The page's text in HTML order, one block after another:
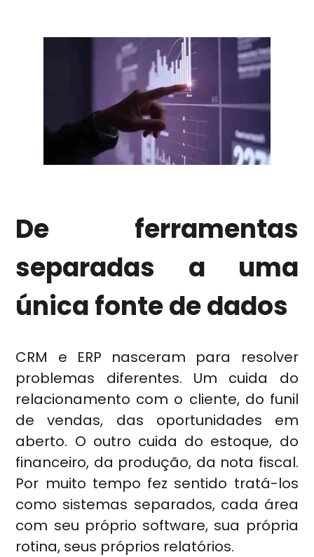
De ferramentas
separadas a uma
única fonte de dados
CRM e ERP nasceram para resolver
problemas diferentes. Um cuida do
relacionamento com o cliente, do funil
de vendas, das oportunidades em
aberto. O outro cuida do estoque, do
financeiro, da produção, da nota fiscal.
Por muito tempo fez sentido tratá-los
como sistemas separados, cada área
com seu próprio software, sua própria
rotina, seus próprios relatórios.